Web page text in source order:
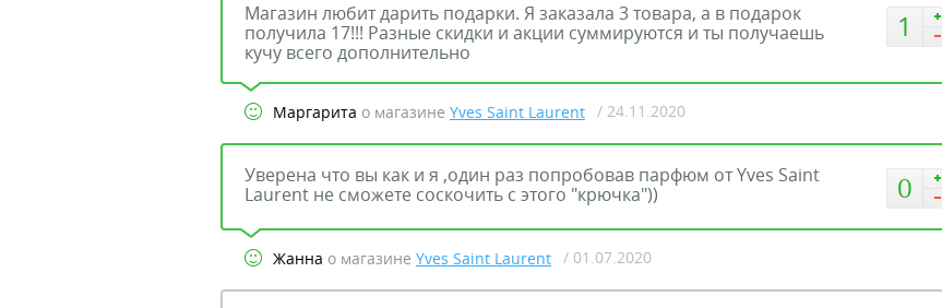
1
Магазин любит дарить подарки. Я заказала 3 товара, а в подарок
получила 17!!! Разные скидки и акции суммируются и ты получаешь
кучу всего дополнительно
Маргарита о магазине Yves Saint Laurent / 24.11.2020
0
Уверена что вы как и я ,один раз попробовав парфюм от Yves Saint
Laurent не сможете соскочить с этого "крючка"))
Жанна о магазине Yves Saint Laurent / 01.07.2020